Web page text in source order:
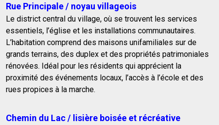
Rue Principale / noyau villageois
Le district central du village, où se trouvent les services
essentiels, l’église et les installations communautaires.
L’habitation comprend des maisons unifamiliales sur de
grands terrains, des duplex et des propriétés patrimoniales
rénovées. Idéal pour les résidents qui apprécient la
proximité des événements locaux, l’accès à l’école et des
rues propices à la marche.
Chemin du Lac / lisière boisée et récréative